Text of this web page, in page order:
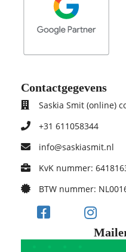
Contactgegevens
Saskia Smit (online)
+31 611058344
info@saskiasmit.nl
KvK nummer:
BTW nummer: